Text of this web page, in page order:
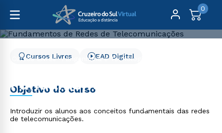
0
Cursos Livres
Engenharia e Tecnologia
Fundamentos de Redes
de Telecomunicações
Cursos Livres EAD Digital
Objetivo do curso
Introduzir os alunos aos conceitos fundamentais das redes
de telecomunicações.